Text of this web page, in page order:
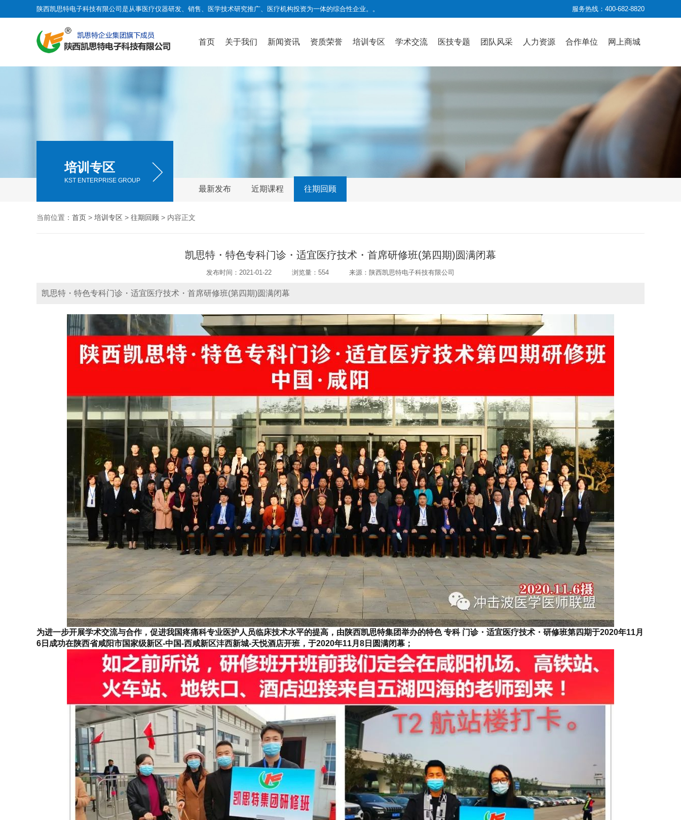
陕西凯思特电子科技有限公司是从事医疗仪器研发、销售、医学技术研究推广、医疗机构投资为一体的综合性企业。 。 服务热线：400-682-8820
首页 关于我们 新闻资讯 资质荣誉 培训专区 学术交流 医技专题 团队风采 人力资源 合作单位 网上商城
培训专区
KST ENTERPRISE GROUP
最新发布 近期课程 往期回顾
当前位置： 首页 > 培训专区 > 往期回顾 > 内容正文
凯思特・特色专科门诊・适宜医疗技术・首席研修班(第四期)圆满闭幕
发布时间：2021-01-22 浏览量：554 来源：陕西凯思特电子科技有限公司
凯思特・特色专科门诊・适宜医疗技术・首席研修班(第四期)圆满闭幕
为进一步开展学术交流与合作，促进我国疼痛科专业医护人员临床技术水平的提高，由陕西凯思特集团举办的特色 专科 门诊・适宜医疗技术・研修班第四期于2020年11月
6日成功在陕西省咸阳市国家级新区-中国-西咸新区沣西新城-天悦酒店开班，于2020年11月8日圆满闭幕；